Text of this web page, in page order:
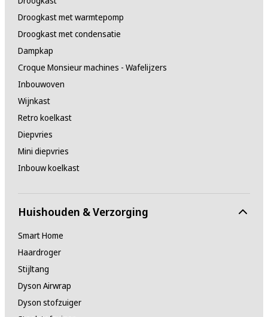
Droogkast met warmtepomp
Droogkast met condensatie
Dampkap
Croque Monsieur machines - Wafelijzers
Inbouwoven
Wijnkast
Retro koelkast
Diepvries
Mini diepvries
Inbouw koelkast
Huishouden & Verzorging
Smart Home
Haardroger
Stijltang
Dyson Airwrap
Dyson stofzuiger